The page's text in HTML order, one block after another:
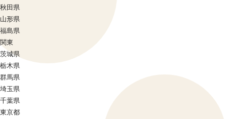
秋田県
山形県
福島県
関東
茨城県
栃木県
群馬県
埼玉県
千葉県
東京都